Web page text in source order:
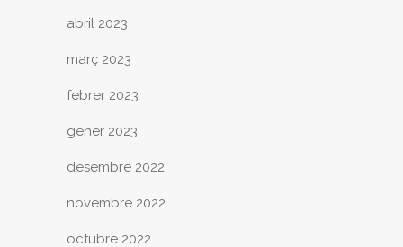
abril 2023
març 2023
febrer 2023
gener 2023
desembre 2022
novembre 2022
octubre 2022